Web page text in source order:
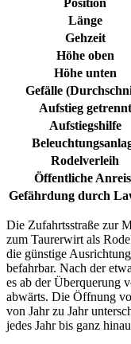
Länge
Gehzeit
Höhe oben
Höhe unten
Gefälle
Aufstieg getrennt
Aufstiegshilfe
Rodelverleih
Öffentliche
Gefährdung durch
Die Zufahrtsstraße zur
zum Taurerwirt als
die günstige
befahrbar. Nach der
es ab der Überquerung
abwärts. Die Öffnung
von Jahr zu Jahr
jedes Jahr bis ganz